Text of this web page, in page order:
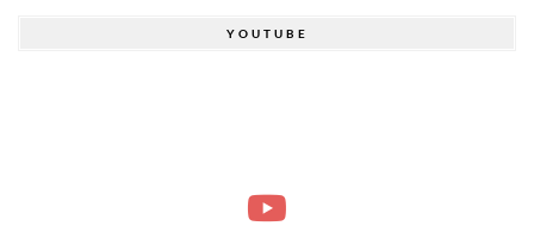
YOUTUBE